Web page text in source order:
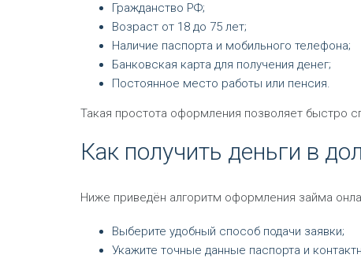
Гражданство РФ;
Возраст от 18 до 75 лет;
Наличие паспорта и мобильного телефона;
Банковская карта для получения денег;
Постоянное место работы или пенсия.
Такая простота оформления позволяет быстро
Как получить деньги в
Ниже приведён алгоритм оформления займа
Выберите удобный способ подачи заявки;
Укажите точные данные паспорта и